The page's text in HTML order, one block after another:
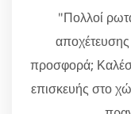
"Πολλοί
προσφορά;
επισκευής στο